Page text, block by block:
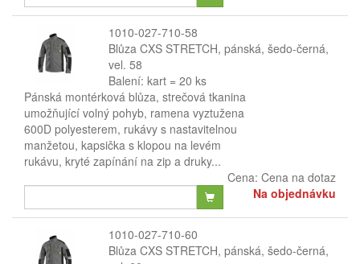
1010-027-710-58
Blůza CXS STRETCH, pánská, šedo-černá,
vel. 58
Balení: kart = 20 ks
Pánská montérková blůza, strečová tkanina
umožňující volný pohyb, ramena vyztužena
600D polyesterem, rukávy s nastavitelnou
manžetou, kapsička s klopou na levém
rukávu, kryté zapínání na zip a druky...
Cena: Cena na dotaz
Na objednávku
1010-027-710-60
Blůza CXS STRETCH, pánská, šedo-černá,